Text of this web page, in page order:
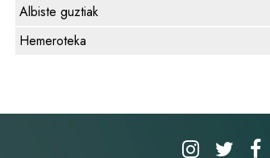
Albiste guztiak
Hemeroteka